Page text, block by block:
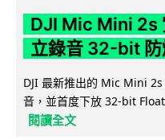
DJI Mic Mini 2s
立錄音 32-bit
DJI 最新推出的 Mic Mini
音，並首度下放 32-bit
閱讀全文